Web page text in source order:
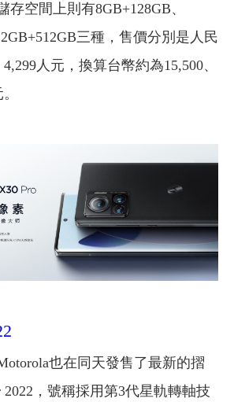
存空間上則有8GB+128GB、
三種，售價分別是人民
人元，換算台幣約為15,500、
也在同天發售了最新的摺
2022，號稱採用第3代星軌轉軸技